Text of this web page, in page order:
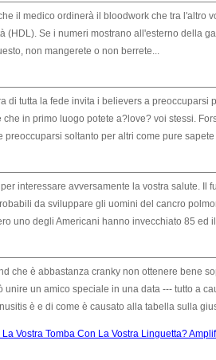
il medico ordinerà il bloodwork che tra l'altro
Se i numeri mostrano all'esterno della
non mangerete o non berrete...
di tutta la fede invita i believers a preoccuparsi
in primo luogo potete a?love? voi stessi.
soltanto per altri come pure
interessare avversamente la vostra salute. Il
da sviluppare gli uomini del cancro
uno degli Americani hanno invecchiato 85 ed
che è abbastanza cranky non ottenere bene
un amico speciale in una data --- tutto a
è e di come è causato alla tabella sulla
Vostra Tomba Con La Vostra Linguetta?